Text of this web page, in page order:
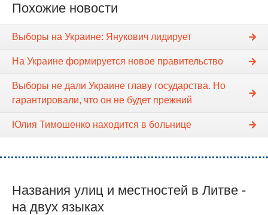
Похожие новости
Выборы на Украине: Янукович лидирует
На Украине формируется новое правительство
Выборы не дали Украине главу государства. Но
гарантировали, что он не будет прежний
Юлия Тимошенко находится в больнице
Названия улиц и местностей в Литве -
на двух языках